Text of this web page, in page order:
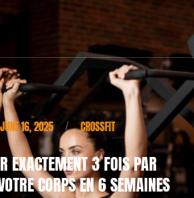
JUNE 16, 2025 / CROSSFIT
EXACTEMENT 3 FOIS PAR
CORPS EN 6 SEMAINES